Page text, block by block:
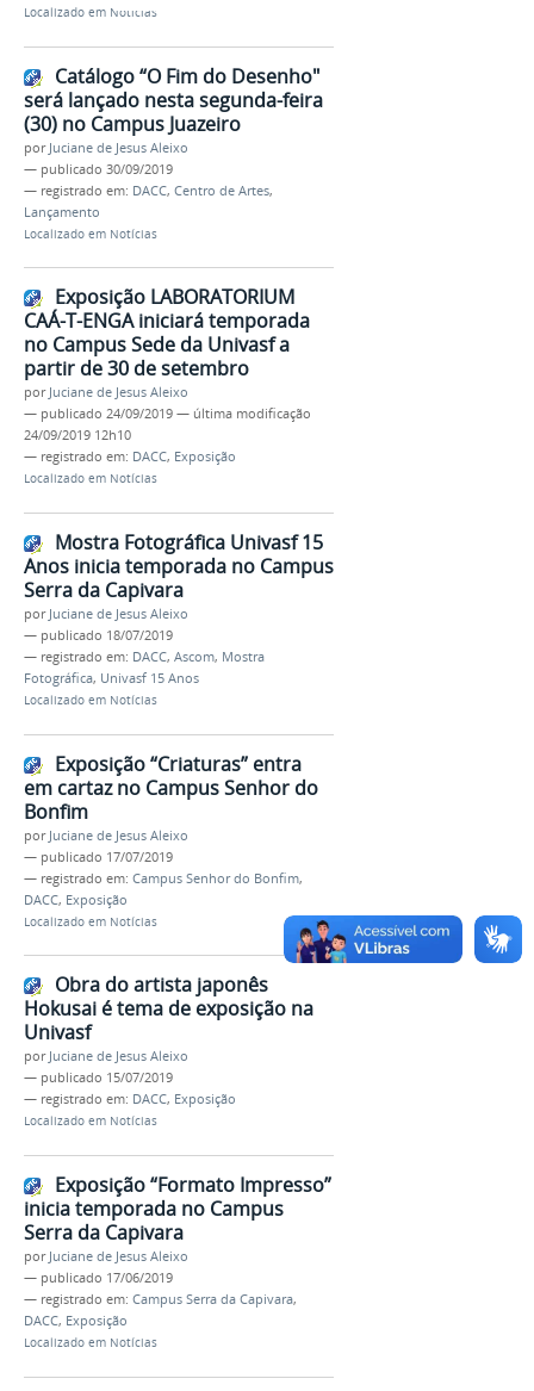
Localizado em Notícias
Catálogo “O Fim do Desenho"
será lançado nesta segunda-feira
(30) no Campus Juazeiro
por Juciane de Jesus Aleixo
— publicado 30/09/2019
— registrado em: DACC, Centro de Artes,
Lançamento
Localizado em Notícias
Exposição LABORATORIUM
CAÁ-T-ENGA iniciará temporada
no Campus Sede da Univasf a
partir de 30 de setembro
por Juciane de Jesus Aleixo
— publicado 24/09/2019 — última modificação
24/09/2019 12h10
— registrado em: DACC, Exposição
Localizado em Notícias
Mostra Fotográfica Univasf 15
Anos inicia temporada no Campus
Serra da Capivara
por Juciane de Jesus Aleixo
— publicado 18/07/2019
— registrado em: DACC, Ascom, Mostra
Fotográfica, Univasf 15 Anos
Localizado em Notícias
Exposição “Criaturas” entra
em cartaz no Campus Senhor do
Bonfim
por Juciane de Jesus Aleixo
— publicado 17/07/2019
— registrado em: Campus Senhor do Bonfim,
DACC, Exposição
Localizado em Notícias
Obra do artista japonês
Hokusai é tema de exposição na
Univasf
por Juciane de Jesus Aleixo
— publicado 15/07/2019
— registrado em: DACC, Exposição
Localizado em Notícias
Exposição “Formato Impresso”
inicia temporada no Campus
Serra da Capivara
por Juciane de Jesus Aleixo
— publicado 17/06/2019
— registrado em: Campus Serra da Capivara,
DACC, Exposição
Localizado em Notícias